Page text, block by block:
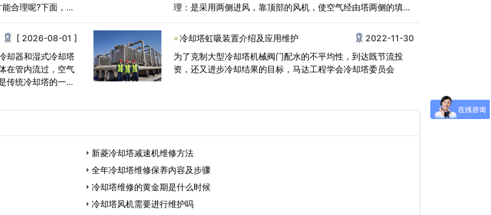
合理呢?下面，让
理：是采用两侧进风，靠顶部的风机，使空气经由塔两侧的填
[ 2026-08-01 ]
却器和湿式冷却塔
在管内流过，空气
传统冷却塔的一种
冷却塔虹吸装置介绍及应用维护
2022-11-30
为了克制大型冷却塔机械阀门配水的不平均性，到达既节流投
资，还又进步冷却结果的目标，马达工程学会冷却塔委员会
新菱冷却塔减速机维修方法
全年冷却塔维修保养内容及步骤
冷却塔维修的黄金期是什么时候
冷却塔风机需要进行维护吗